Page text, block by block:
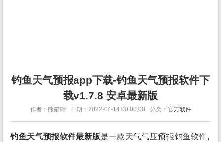
钓鱼天气预报app下载-钓鱼天气预报软件下
载v1.7.8 安卓最新版
作者：熊猫畔 日期：2022-04-14 00:00:00 分类： 官方软件
钓鱼天气预报软件最新版是一款天气气压预报钓鱼 软件,